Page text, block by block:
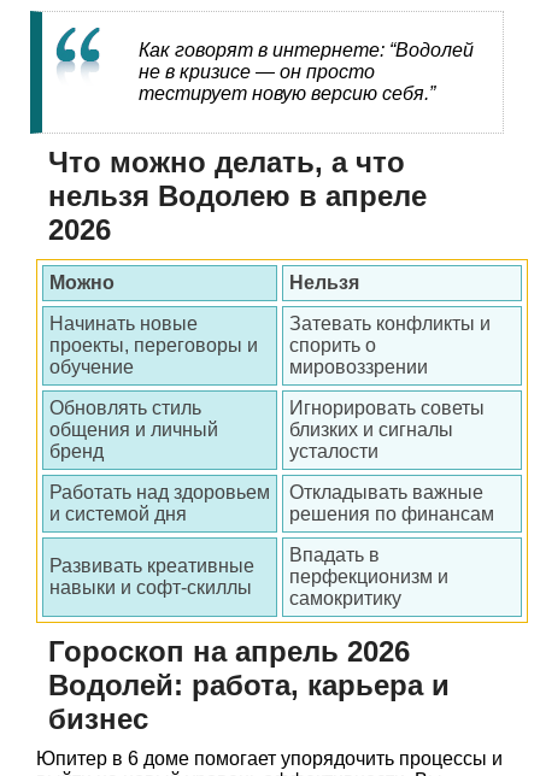
Как говорят в интернете: “Водолей
не в кризисе — он просто
тестирует новую версию себя.”
Что можно делать, а что
нельзя Водолею в апреле
2026
Можно
Нельзя
Начинать новые
проекты, переговоры и
обучение
Затевать конфликты и
спорить о
мировоззрении
Обновлять стиль
общения и личный
бренд
Игнорировать советы
близких и сигналы
усталости
Работать над здоровьем
и системой дня
Откладывать важные
решения по финансам
Развивать креативные
навыки и софт-скиллы
Впадать в
перфекционизм и
самокритику
Гороскоп на апрель 2026
Водолей: работа, карьера и
бизнес
Юпитер в 6 доме помогает упорядочить процессы и